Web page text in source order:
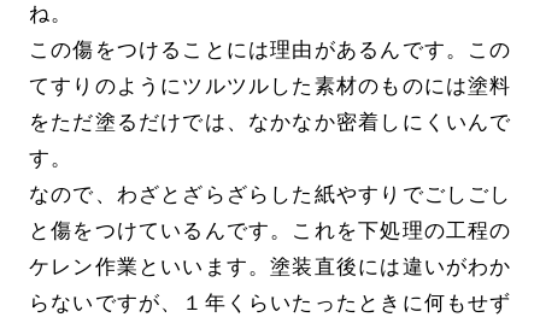
ね。
この傷をつけることには理由があるんです。この
てすりのようにツルツルした素材のものには塗料
をただ塗るだけでは、なかなか密着しにくいんで
す。
なので、わざとざらざらした紙やすりでごしごし
と傷をつけているんです。これを下処理の工程の
ケレン作業といいます。塗装直後には違いがわか
らないですが、１年くらいたったときに何もせず